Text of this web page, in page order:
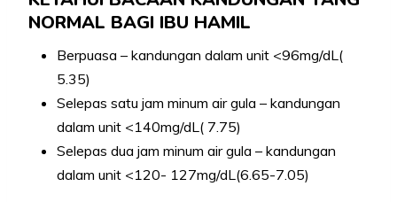
NORMAL BAGI IBU HAMIL
Berpuasa – kandungan dalam unit <96mg/dL(
5.35)
Selepas satu jam minum air gula – kandungan
dalam unit <140mg/dL( 7.75)
Selepas dua jam minum air gula – kandungan
dalam unit <120- 127mg/dL(6.65-7.05)